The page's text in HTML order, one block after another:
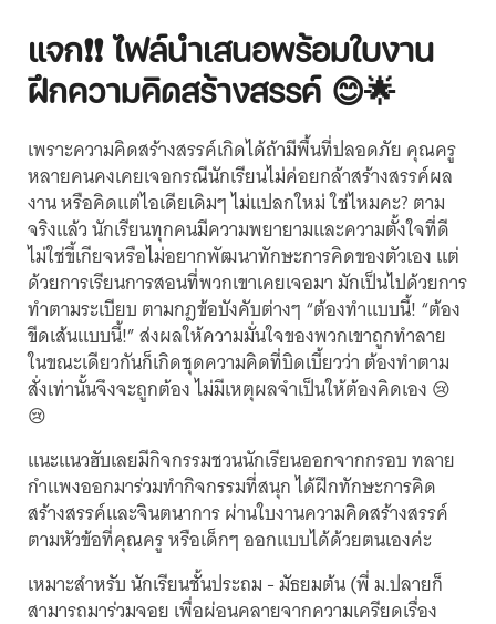
แจก❗❗ ไฟล์นำเสนอพร้อมใบงาน
ฝึกความคิดสร้างสรรค์ 😊🌟
เพราะความคิดสร้างสรรค์เกิดได้ถ้ามีพื้นที่ปลอดภัย คุณครู
หลายคนคงเคยเจอกรณีนักเรียนไม่ค่อยกล้าสร้างสรรค์ผล
งาน หรือคิดแต่ไอเดียเดิมๆ ไม่แปลกใหม่ ใช่ไหมคะ? ตาม
จริงแล้ว นักเรียนทุกคนมีความพยายามและความตั้งใจที่ดี
ไม่ใช่ขี้เกียจหรือไม่อยากพัฒนาทักษะการคิดของตัวเอง แต่
ด้วยการเรียนการสอนที่พวกเขาเคยเจอมา มักเป็นไปด้วยการ
ทำตามระเบียบ ตามกฎข้อบังคับต่างๆ “ต้องทำแบบนี้! “ต้อง
ขีดเส้นแบบนี้!” ส่งผลให้ความมั่นใจของพวกเขาถูกทำลาย
ในขณะเดียวกันก็เกิดชุดความคิดที่บิดเบี้ยวว่า ต้องทำตาม
สั่งเท่านั้นจึงจะถูกต้อง ไม่มีเหตุผลจำเป็นให้ต้องคิดเอง 😢
😢
แนะแนวฮับเลยมีกิจกรรมชวนนักเรียนออกจากกรอบ ทลาย
กำแพงออกมาร่วมทำกิจกรรมที่สนุก ได้ฝึกทักษะการคิด
สร้างสรรค์และจินตนาการ ผ่านใบงานความคิดสร้างสรรค์
ตามหัวข้อที่คุณครู หรือเด็กๆ ออกแบบได้ด้วยตนเองค่ะ
เหมาะสำหรับ นักเรียนชั้นประถม - มัธยมต้น (พี่ ม.ปลายก็
สามารถมาร่วมจอย เพื่อผ่อนคลายจากความเครียดเรื่อง